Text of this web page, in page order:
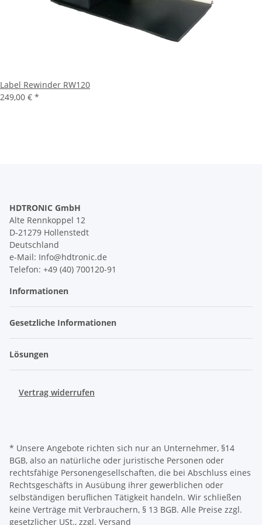
Label Rewinder RW120
249,00 € *
HDTRONIC GmbH
Alte Rennkoppel 12
D-21279 Hollenstedt
Deutschland
e-Mail: Info@hdtronic.de
Telefon: +49 (40) 700120-91
Informationen
Gesetzliche Informationen
Lösungen
Vertrag widerrufen
* Unsere Angebote richten sich nur an Unternehmer, §14
BGB, also an natürliche oder juristische Personen oder
rechtsfähige Personengesellschaften, die bei Abschluss eines
Rechtsgeschäfts in Ausübung ihrer gewerblichen oder
selbständigen beruflichen Tätigkeit handeln. Wir schließen
keine Verträge mit Verbrauchern, § 13 BGB. Alle Preise zzgl.
gesetzlicher USt., zzgl. Versand